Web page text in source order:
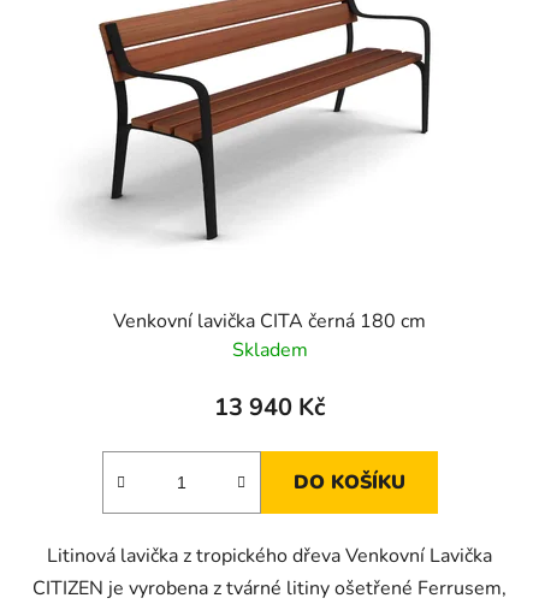
Venkovní lavička CITA černá 180 cm
Skladem
13 940 Kč
DO KOŠÍKU
Litinová lavička z tropického dřeva Venkovní Lavička
CITIZEN je vyrobena z tvárné litiny ošetřené Ferrusem,